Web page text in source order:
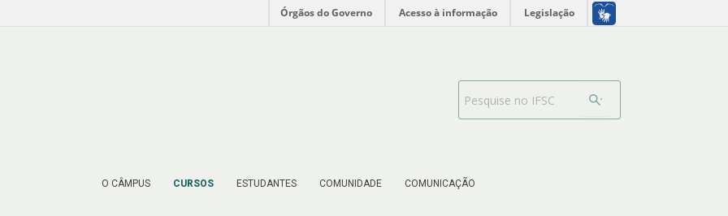
Órgãos do Governo Acesso à informação Legislação
O CÂMPUS CURSOS ESTUDANTES COMUNIDADE COMUNICAÇÃO
Barra de busca